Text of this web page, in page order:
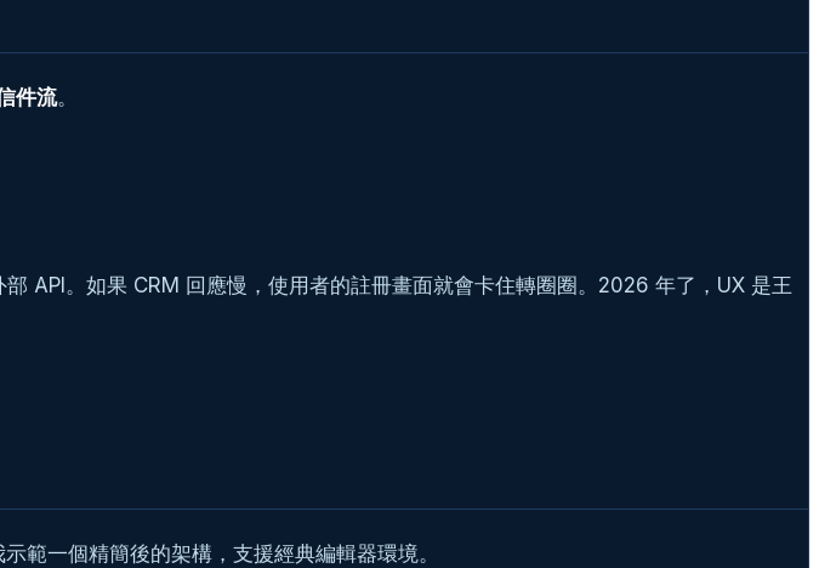
件流。
API。如果 CRM 回應慢，使用者的註冊畫面就會卡住轉圈圈。2026 年了，UX 是王
範一個精簡後的架構，支援經典編輯器環境。